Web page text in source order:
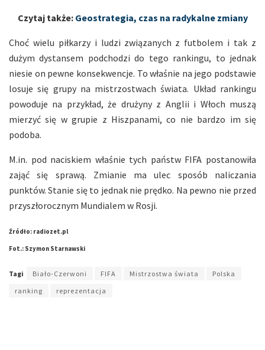
Czytaj także: Geostrategia, czas na radykalne zmiany
Choć wielu piłkarzy i ludzi związanych z futbolem i tak z
dużym dystansem podchodzi do tego rankingu, to jednak
niesie on pewne konsekwencje. To właśnie na jego podstawie
losuje się grupy na mistrzostwach świata. Układ rankingu
powoduje na przykład, że drużyny z Anglii i Włoch muszą
mierzyć się w grupie z Hiszpanami, co nie bardzo im się
podoba.
M.in. pod naciskiem właśnie tych państw FIFA postanowiła
zająć się sprawą. Zmianie ma ulec sposób naliczania
punktów. Stanie się to jednak nie prędko. Na pewno nie przed
przyszłorocznym Mundialem w Rosji.
Źródło: radiozet.pl
Fot.: Szymon Starnawski
Tagi Biało-Czerwoni FIFA Mistrzostwa świata
Polska
ranking
reprezentacja